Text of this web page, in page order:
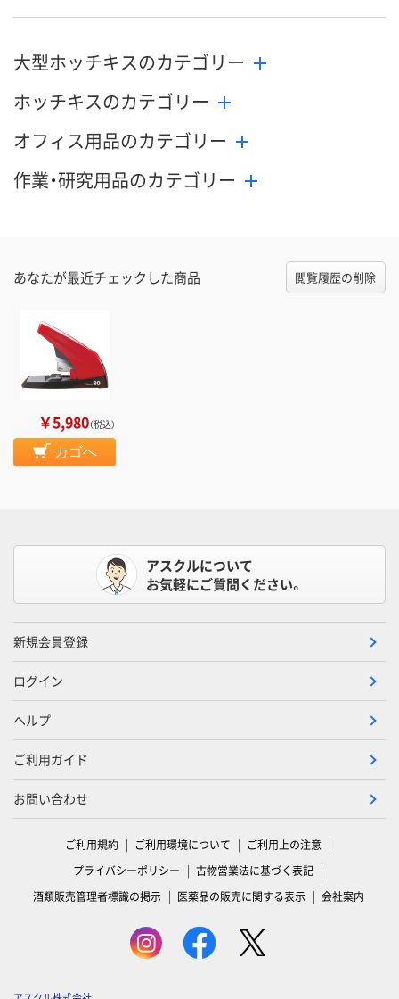
大型ホッチキスのカテゴリー
ホッチキスのカテゴリー
オフィス用品のカテゴリー
作業・研究用品のカテゴリー
あなたが最近チェックした商品 閲覧履歴の削除
￥5,980（税込）
カゴへ
アスクルについて
お気軽にご質問ください。
新規会員登録
ログイン
ヘルプ
ご利用ガイド
お問い合わせ
ご利用規約 ご利用環境について
ご利用上の注意
プライバシーポリシー
古物営業法に基づく表記
酒類販売管理者標識の掲示
医薬品の販売に関する表示 会社案内